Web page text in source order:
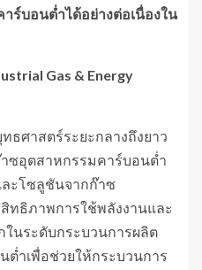
บอนต่ำได้อย่างต่อเนื่องใน
Gas & Energy
ธศาสตร์ระยะกลางถึงยาว
ซอุตสาหกรรมคาร์บอนต่ำ
ะโซลูชันจากก๊าซ
ทธิภาพการใช้พลังงานและ
ในระดับกระบวนการผลิต
ต่ำเพื่อช่วยให้กระบวนการ